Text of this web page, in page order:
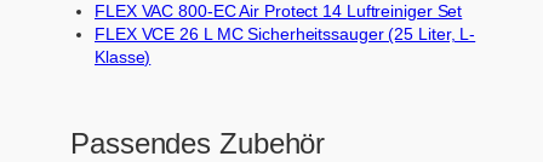
FLEX VAC 800-EC Air Protect 14 Luftreiniger Set
FLEX VCE 26 L MC Sicherheitssauger (25 Liter, L-
Klasse)
Passendes Zubehör